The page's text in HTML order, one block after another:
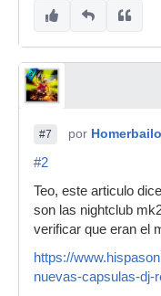
#7 por
#2
Teo, este articulo
son las nightclub
verificar que eran el
https://
nuevas-capsulas-dj-